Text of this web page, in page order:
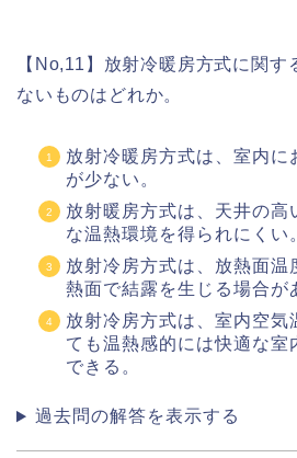
【No,11】放射冷暖房方式に関
ないものはどれか。
放射冷暖房方式は、室内に
が少ない。
放射暖房方式は、天井の高
な温熱環境を得られにくい
放射冷房方式は、放熱面温
熱面で結露を生じる場合が
放射冷房方式は、室内空気
ても温熱感的には快適な室
できる。
過去問の解答を表示する